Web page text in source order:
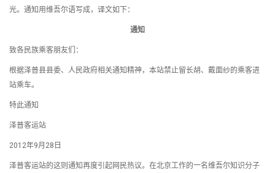
光。通知用维吾尔语写成，译文如下：
通知
致各民族乘客朋友们：
根据泽普县县委、人民政府相关通知精神，本站禁止留长胡、戴面纱的乘客进
站乘车。
特此通知
泽普客运站
2012年9月28日
泽普客运站的这则通知再度引起网民热议。在北京工作的一名维吾尔知识分子